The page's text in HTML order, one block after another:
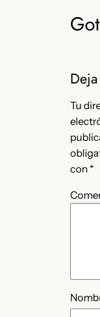
Tu
con *